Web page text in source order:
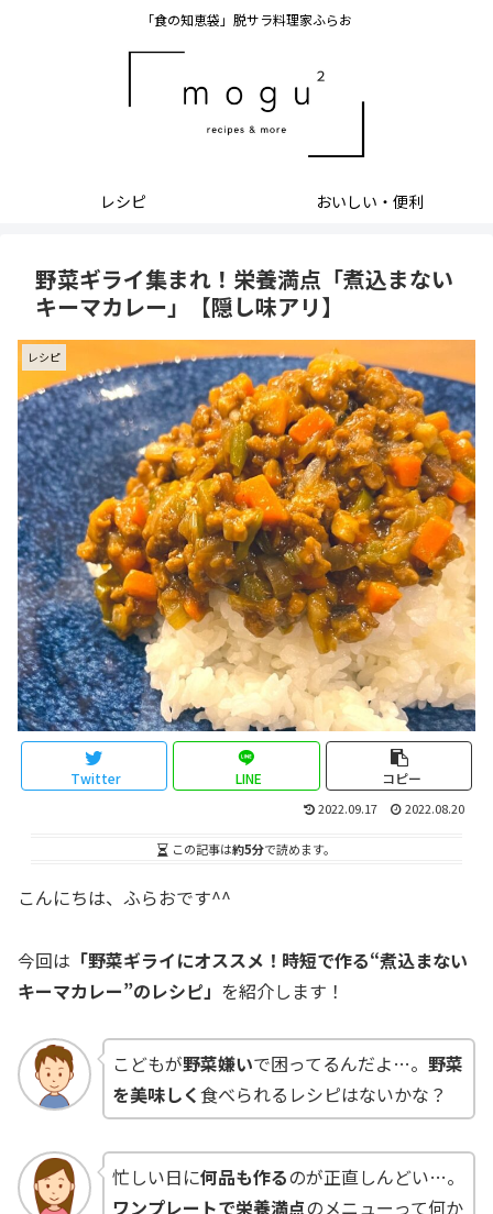
「食の知恵袋」脱サラ料理家ふらお
レシピ おいしい・便利
野菜ギライ集まれ！栄養満点「煮込まない
キーマカレー」【隠し味アリ】
レシピ
Twitter LINE コピー
2022.09.17 2022.08.20
この記事は約5分で読めます。
こんにちは、ふらおです^^
今回は 「野菜ギライにオススメ！時短で作る“煮込まない
キーマカレー”のレシピ」 を紹介します！
こどもが野菜嫌いで困ってるんだよ…。 野菜
を美味しく食べられるレシピはないかな？
忙しい日に何品も作るのが正直しんどい…。
ワンプレートで栄養満点のメニューって何か